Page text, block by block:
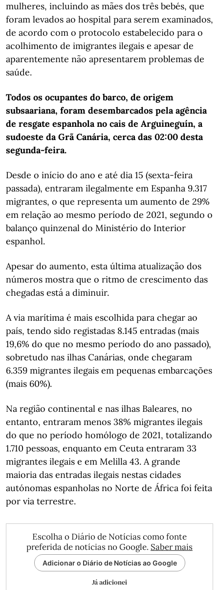
mulheres, incluindo as mães dos três bebés, que
foram levados ao hospital para serem examinados,
de acordo com o protocolo estabelecido para o
acolhimento de imigrantes ilegais e apesar de
aparentemente não apresentarem problemas de
saúde.
Todos os ocupantes do barco, de origem
subsaariana, foram desembarcados pela agência
de resgate espanhola no cais de Arguineguín, a
sudoeste da Grã Canária, cerca das 02:00 desta
segunda-feira.
Desde o início do ano e até dia 15 (sexta-feira
passada), entraram ilegalmente em Espanha 9.317
migrantes, o que representa um aumento de 29%
em relação ao mesmo período de 2021, segundo o
balanço quinzenal do Ministério do Interior
espanhol.
Apesar do aumento, esta última atualização dos
números mostra que o ritmo de crescimento das
chegadas está a diminuir.
A via marítima é mais escolhida para chegar ao
país, tendo sido registadas 8.145 entradas (mais
19,6% do que no mesmo período do ano passado),
sobretudo nas ilhas Canárias, onde chegaram
6.359 migrantes ilegais em pequenas embarcações
(mais 60%).
Na região continental e nas ilhas Baleares, no
entanto, entraram menos 38% migrantes ilegais
do que no período homólogo de 2021, totalizando
1.710 pessoas, enquanto em Ceuta entraram 33
migrantes ilegais e em Melilla 43. A grande
maioria das entradas ilegais nestas cidades
autónomas espanholas no Norte de África foi feita
por via terrestre.
Escolha o Diário de Notícias como fonte
preferida de notícias no Google. Saber mais
Adicionar o Diário de Notícias ao Google
Já adicionei